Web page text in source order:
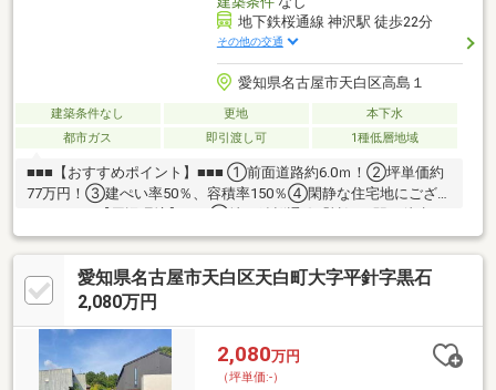
地下鉄桜通線 神沢駅 徒歩22分
その他の交通
愛知県名古屋市天白区高島１
建築条件なし 更地
本下水
都市ガス
即引渡し可 1種低層地域
■■■【おすすめポイント】■■■ ①前面道路約6.0ｍ！②坪単価約
77万円！③建ぺい率50％、容積率150％④閑静な住宅地にござい
分！ ■■■【ご内覧ご希望のお客様へ】■■■ ご都合のよろしい日時
に現地をご案内させて頂きます！ 是非、お問い合わせお待ちして
おります!!愛知県名古屋市天白区天白町大字平針字黒石
2,080万円
2,080万円
（坪単価:-）